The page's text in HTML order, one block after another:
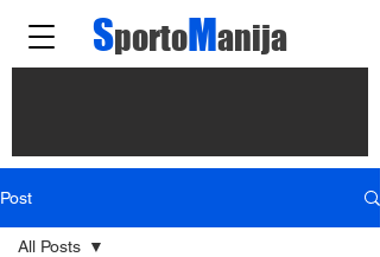
SportoManija
Post
All Posts